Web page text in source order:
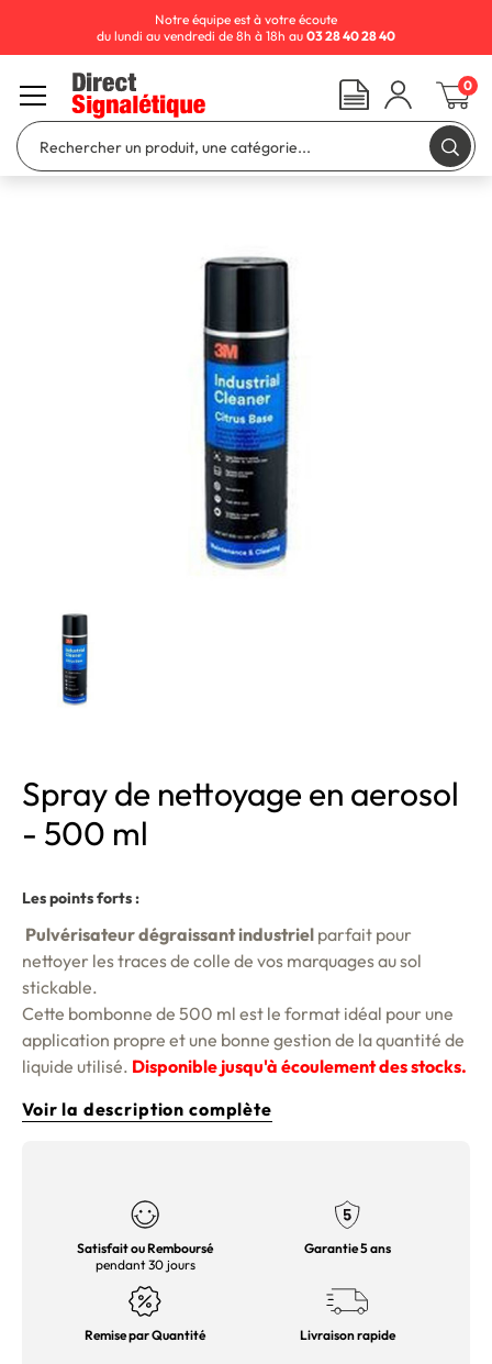
Spray de nettoyage en aerosol
- 500 ml
Les points forts :
Pulvérisateur dégraissant industriel parfait pour
nettoyer les traces de colle de vos marquages au sol
stickable.
Cette bombonne de 500 ml est le format idéal pour une
application propre et une bonne gestion de la quantité de
liquide utilisé. Disponible jusqu'à écoulement des stocks.
Voir la description complète
Satisfait ou Remboursé
pendant 30 jours
Garantie 5 ans
Remise par Quantité Livraison rapide
Notre équipe est à votre écoute
du lundi au vendredi de 8h à 18h au 03 28 40 28 40
0